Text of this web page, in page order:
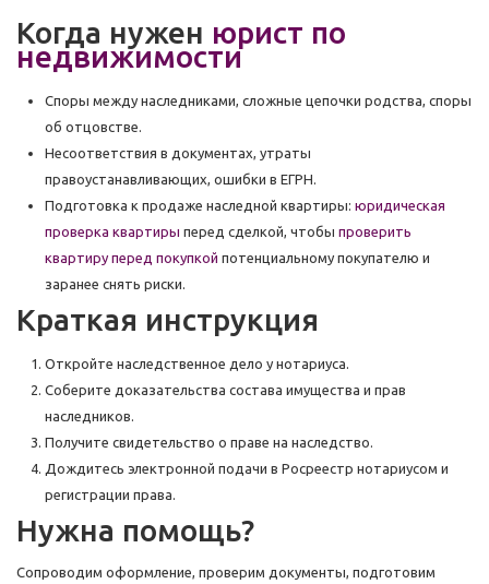
Когда нужен юрист по
недвижимости
Споры между наследниками, сложные цепочки родства, споры
об отцовстве.
Несоответствия в документах, утраты
правоустанавливающих, ошибки в ЕГРН.
Подготовка к продаже наследной квартиры: юридическая
проверка квартиры перед сделкой, чтобы проверить
квартиру перед покупкой потенциальному покупателю и
заранее снять риски.
Краткая инструкция
Откройте наследственное дело у нотариуса.
Соберите доказательства состава имущества и прав
наследников.
Получите свидетельство о праве на наследство.
Дождитесь электронной подачи в Росреестр нотариусом и
регистрации права.
Нужна помощь?
Сопроводим оформление, проверим документы, подготовим